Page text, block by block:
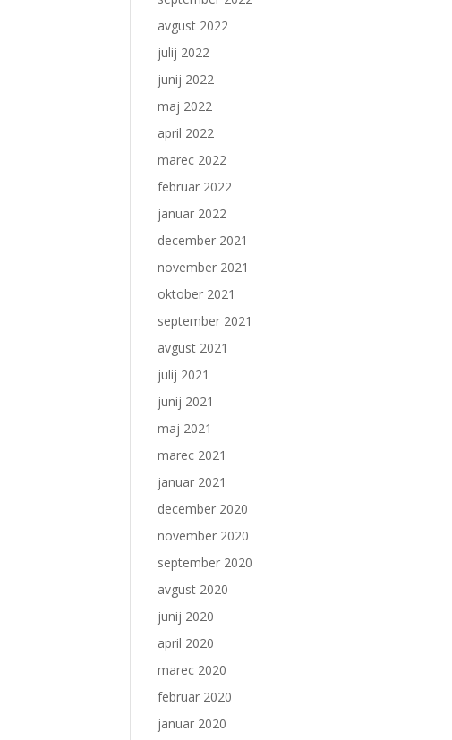
avgust 2022
julij 2022
junij 2022
maj 2022
april 2022
marec 2022
februar 2022
januar 2022
december 2021
november 2021
oktober 2021
september 2021
avgust 2021
julij 2021
junij 2021
maj 2021
marec 2021
januar 2021
december 2020
november 2020
september 2020
avgust 2020
junij 2020
april 2020
marec 2020
februar 2020
januar 2020